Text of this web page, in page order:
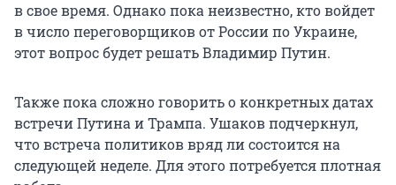
в свое время. Однако пока неизвестно, кто войдет
в число переговорщиков от России по Украине,
этот вопрос будет решать Владимир Путин.
Также пока сложно говорить о конкретных датах
встречи Путина и Трампа. Ушаков подчеркнул,
что встреча политиков вряд ли состоится на
следующей неделе. Для этого потребуется плотная